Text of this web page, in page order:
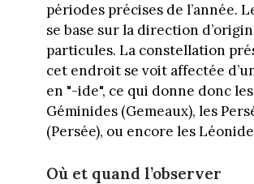
périodes précises de l’année.
se base sur la direction
particules. La constellation
cet endroit se voit affectée
en "-ide", ce qui donne donc les
Géminides (Gemeaux), les
(Persée), ou encore les
Où et quand l’observer